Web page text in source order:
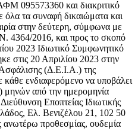
και διακριτικό
τα συναφή δικαιώματα και
στην δεύτερη, σύμφωνα με
Ν. 4364/2016, και προς το σκοπό
2023 Ιδιωτικό Συμφωνητικό
στις 20 Απριλίου 2023 στην
Ασφάλισης (Δ.Ε.Ι.Α.) της
ενδιαφερόμενο να υποβάλει
μηνών από την ημερομηνία
Εποπτείας Ιδιωτικής
Ελ. Βενιζέλου 21, 102 50
προθεσμίας, ουδεμία